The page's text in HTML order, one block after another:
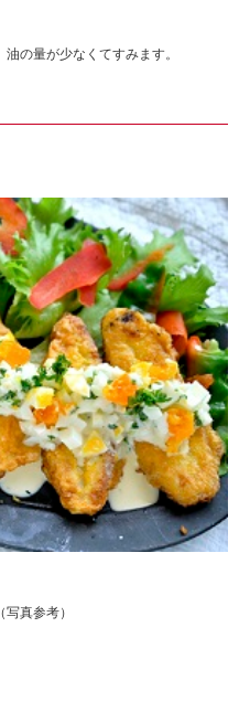
の量が少なくてすみます。
真参考）